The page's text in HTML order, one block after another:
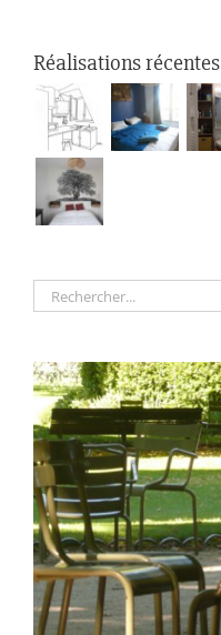
Réalisations récentes
Rechercher: